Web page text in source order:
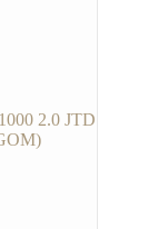
2.0 JTD